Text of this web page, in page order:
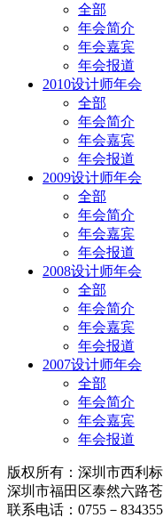
全部
年会简介
年会嘉宾
年会报道
2010设计师年会
全部
年会简介
年会嘉宾
年会报道
2009设计师年会
全部
年会简介
年会嘉宾
年会报道
2008设计师年会
全部
年会简介
年会嘉宾
年会报道
2007设计师年会
全部
年会简介
年会嘉宾
年会报道
版权所有：深圳市西利
深圳市福田区泰然六路
联系电话：0755－